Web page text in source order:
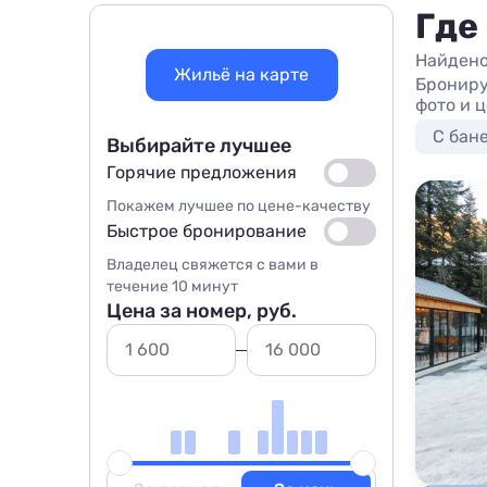
фото и
С
Жильё на карте
Выбирайте лучшее
Горячие предложения
Покажем лучшее по цене-качеству
Быстрое бронирование
Владелец свяжется с вами в
течение 10 минут
Цена за номер, руб.